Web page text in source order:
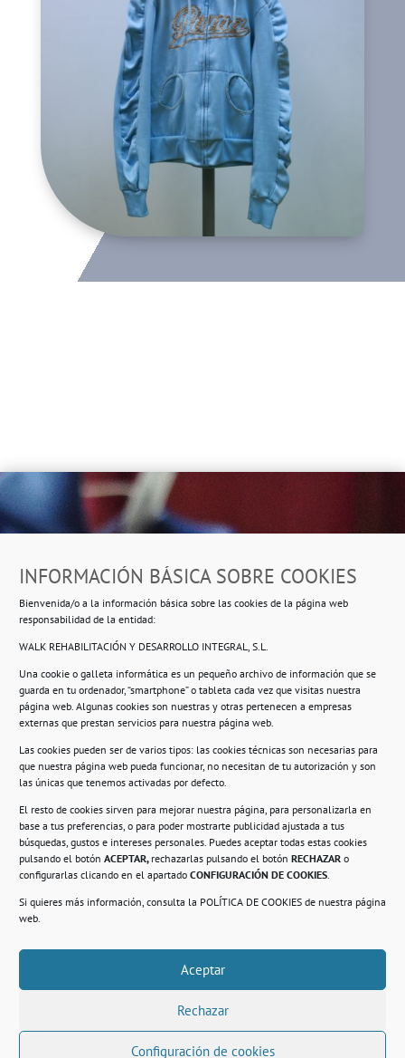
INFORMACIÓN BÁSICA SOBRE COOKIES
Bienvenida/o a la información básica sobre las cookies de la página web
responsabilidad de la entidad:
WALK REHABILITACIÓN Y DESARROLLO INTEGRAL, S.L.
Una cookie o galleta informática es un pequeño archivo de información que se
guarda en tu ordenador, “smartphone” o tableta cada vez que visitas nuestra
página web. Algunas cookies son nuestras y otras pertenecen a empresas
externas que prestan servicios para nuestra página web.
Las cookies pueden ser de varios tipos: las cookies técnicas son necesarias para
que nuestra página web pueda funcionar, no necesitan de tu autorización y son
las únicas que tenemos activadas por defecto.
El resto de cookies sirven para mejorar nuestra página, para personalizarla en
base a tus preferencias, o para poder mostrarte publicidad ajustada a tus
búsquedas, gustos e intereses personales. Puedes aceptar todas estas cookies
pulsando el botón ACEPTAR, rechazarlas pulsando el botón RECHAZAR o
configurarlas clicando en el apartado CONFIGURACIÓN DE COOKIES.
Si quieres más información, consulta la POLÍTICA DE COOKIES de nuestra página
web.
Aceptar
Rechazar
Configuración de cookies
Ropero Solidario de Usera
Beasáin 25-33posterior, local 3 – 28041 Madrid
Información
Compromiso con la protección de datos
Política de Cookies.
© 2021. Realizado en el Centro de Rehabilitación